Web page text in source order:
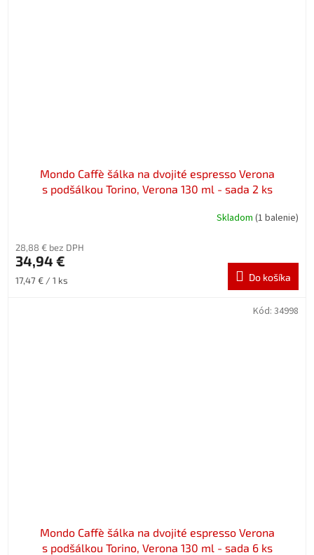
Mondo Caffè šálka na dvojité espresso Verona
s podšálkou Torino, Verona 130 ml - sada 2 ks
Skladom (1 balenie)
28,88 € bez DPH
34,94 €
Jednotková
17,47 € / 1 ks Do košíka
Mondo Caffè šálka na dvojité espresso Verona
s podšálkou Torino, Verona 130 ml - sada 6 ks
Kód: 34998